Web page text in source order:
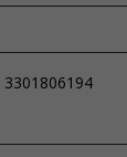
3301806194